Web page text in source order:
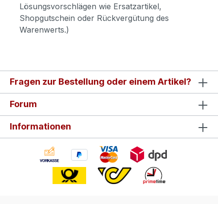
Lösungsvorschlägen wie Ersatzartikel,
Shopgutschein oder Rückvergütung des
Warenwerts.)
Fragen zur Bestellung oder einem Artikel?
Forum
Informationen